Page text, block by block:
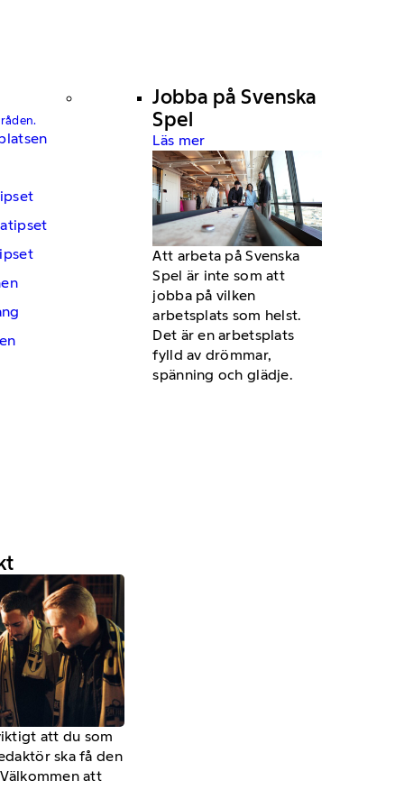
Jobba på Svenska
Spel
Läs mer
Att arbeta på Svenska
Spel är inte som att
jobba på vilken
arbetsplats som helst.
Det är en arbetsplats
fylld av drömmar,
spänning och glädje.
att du som
ska få den
att